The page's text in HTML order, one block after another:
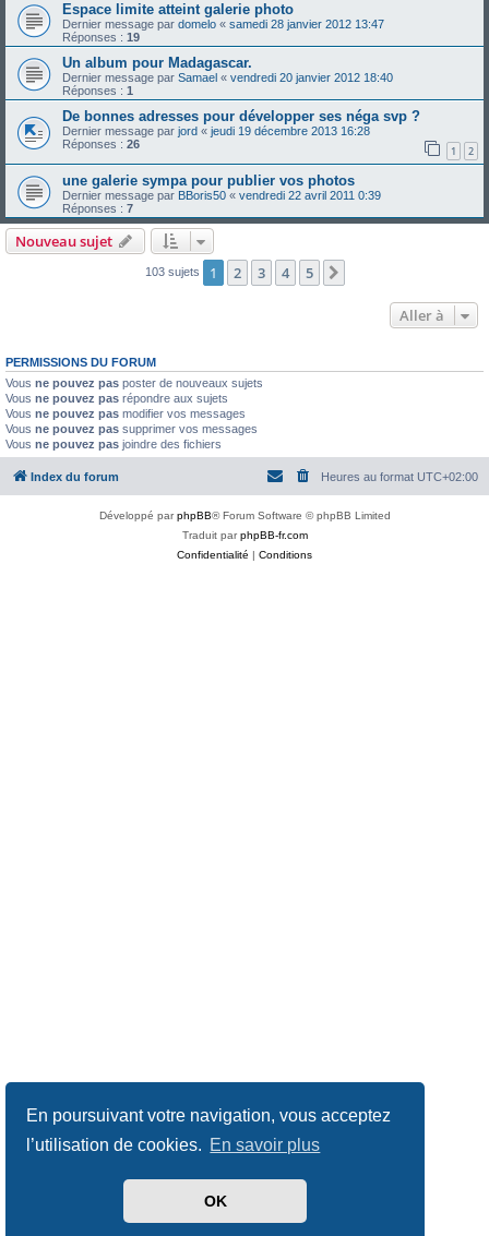
En poursuivant votre navigation, vous acceptez
l’utilisation de cookies. En savoir plus
OK
Espace limite atteint galerie photo
Dernier message par domelo « samedi 28 janvier 2012 13:47
Réponses : 19
Un album pour Madagascar.
Dernier message par Samael « vendredi 20 janvier 2012 18:40
Réponses : 1
De bonnes adresses pour développer ses néga svp ?
Dernier message par jord « jeudi 19 décembre 2013 16:28
Réponses : 26 1 2
une galerie sympa pour publier vos photos
Dernier message par BBoris50 « vendredi 22 avril 2011 0:39
Réponses : 7
Nouveau sujet
103 sujets 1 2 3 4 5
Aller à
PERMISSIONS DU FORUM
Vous ne pouvez pas poster de nouveaux sujets
Vous ne pouvez pas répondre aux sujets
Vous ne pouvez pas modifier vos messages
Vous ne pouvez pas supprimer vos messages
Vous ne pouvez pas joindre des fichiers
Index du forum Heures au format UTC+02:00
Développé parphpBB® Forum Software © phpBB Limited
Traduit parphpBB-fr.com
Confidentialité
Conditions